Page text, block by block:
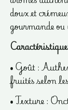
doux et
gourmande ou
• Goût :
fruités selon
• Texture :